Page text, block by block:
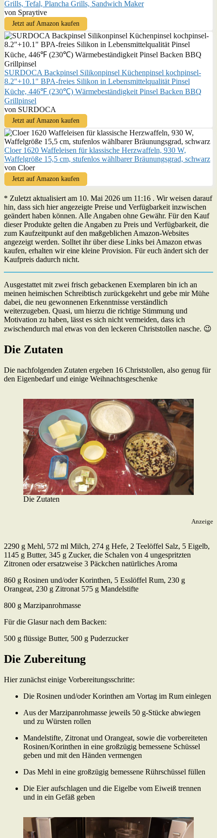
Grills, Tefal, Plancha Grills, Sandwich Maker
von Spraytive
Jetzt auf Amazon kaufen
SURDOCA Backpinsel Silikonpinsel Küchenpinsel kochpinsel-
8.2"+10.1" BPA-freies Silikon in Lebensmittelqualität Pinsel
Küche, 446℉ (230℃) Wärmebeständigkeit Pinsel Backen BBQ
Grillpinsel
von SURDOCA
Jetzt auf Amazon kaufen
Cloer 1620 Waffeleisen für klassische Herzwaffeln, 930 W,
Waffelgröße 15,5 cm, stufenlos wählbarer Bräunungsgrad, schwarz
von Cloer
Jetzt auf Amazon kaufen
* Zuletzt aktualisiert am 10. Mai 2026 um 11:16 . Wir weisen darauf
hin, dass sich hier angezeigte Preise und Verfügbarkeit inzwischen
geändert haben können. Alle Angaben ohne Gewähr. Für den Kauf
dieser Produkte gelten die Angaben zu Preis und Verfügbarkeit, die
zum Kaufzeitpunkt auf den maßgeblichen Amazon-Websites
angezeigt werden. Solltet ihr über diese Links bei Amazon etwas
kaufen, erhalten wir eine kleine Provision. Für euch ändert sich der
Kaufpreis dadurch nicht.
Ausgestattet mit zwei frisch gebackenen Exemplaren bin ich an
meinen heimischen Schreibtisch zurückgekehrt und gebe mir Mühe
dabei, die neu gewonnenen Erkenntnisse verständlich
weiterzugeben. Quasi, um hierzu die richtige Stimmung und
Motivation zu haben, lässt es sich nicht vermeiden, dass ich
zwischendurch mal etwas von den leckeren Christstollen nasche. 😉
Die Zutaten
Die nachfolgenden Zutaten ergeben 16 Christstollen, also genug für
den Eigenbedarf und einige Weihnachtsgeschenke
Die Zutaten
Anzeige
2290 g Mehl, 572 ml Milch, 274 g Hefe, 2 Teelöffel Salz, 5 Eigelb,
1145 g Butter, 345 g Zucker, die Schalen von 4 ungespritzten
Zitronen oder ersatzweise 3 Päckchen natürliches Aroma
860 g Rosinen und/oder Korinthen, 5 Esslöffel Rum, 230 g
Orangeat, 230 g Zitronat 575 g Mandelstifte
800 g Marzipanrohmasse
Für die Glasur nach dem Backen:
500 g flüssige Butter, 500 g Puderzucker
Die Zubereitung
Hier zunächst einige Vorbereitungsschritte:
Die Rosinen und/oder Korinthen am Vortag im Rum einlegen
Aus der Marzipanrohmasse jeweils 50 g-Stücke abwiegen
und zu Würsten rollen
Mandelstifte, Zitronat und Orangeat, sowie die vorbereiteten
Rosinen/Korinthen in eine großzügig bemessene Schüssel
geben und mit den Händen vermengen
Das Mehl in eine großzügig bemessene Rührschüssel füllen
Die Eier aufschlagen und die Eigelbe vom Eiweiß trennen
und in ein Gefäß geben